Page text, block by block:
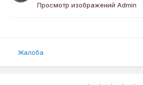
Просмотр изображений Admin
Жалоба